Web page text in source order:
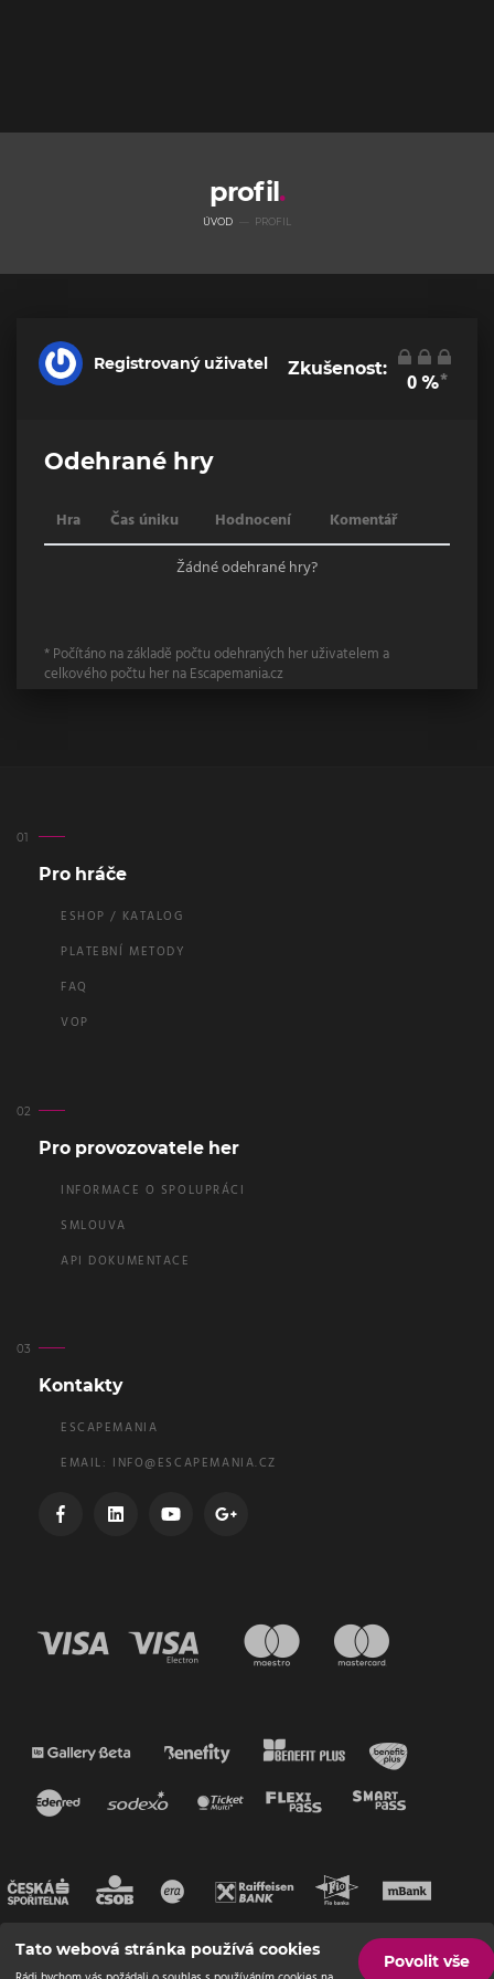
profil
ÚVOD PROFIL
Registrovaný uživatel Zkušenost:
0%*
Odehrané hry
Hra Čas úniku Hodnocení
Komentář
Žádné odehrané hry?
* Počítáno na základě počtu odehraných her uživatelem a
celkového počtu her na Escapemania.cz
Pro hráče
ESHOP / KATALOG
PLATEBNÍ METODY
FAQ
VOP
Pro provozovatele her
INFORMACE O SPOLUPRÁCI
SMLOUVA
API DOKUMENTACE
Kontakty
ESCAPEMANIA
EMAIL: INFO@ESCAPEMANIA.CZ
Tato webová stránka používá cookies
Povolit vše